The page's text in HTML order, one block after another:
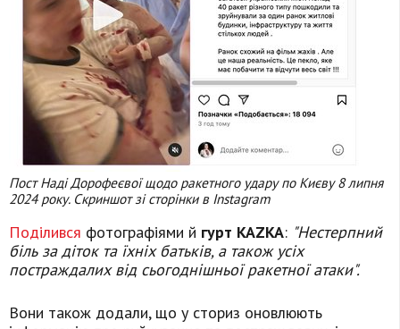
Пост Наді Дорофеєвої щодо ракетного удару по Києву 8 липня
2024 року. Скриншот зі сторінки в Instagram
Поділився фотографіями й гурт KAZKA: "Нестерпний
біль за діток та їхніх батьків, а також усіх
постраждалих від сьогоднішньої ракетної атаки".
Вони також додали, що у сториз оновлюють